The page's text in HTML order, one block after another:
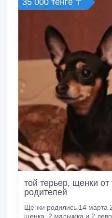
35 000 тенге 〒
той терьер, щенки
родителей
Щенки родились 14 марта
щенка, 2 мальчика и 2